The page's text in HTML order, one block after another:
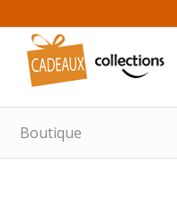
Boutique